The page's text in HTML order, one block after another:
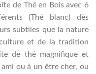
de Thé en Bois avec 6
(Thé blanc) dès
subtiles que la nature
et de la tradition
de thé magnifique et
ou à un être cher, ou